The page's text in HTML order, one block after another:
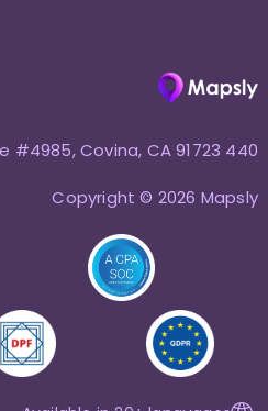
440 N Barranca Ave #4985, Covina, CA 91723
Copyright © 2026 Mapsly